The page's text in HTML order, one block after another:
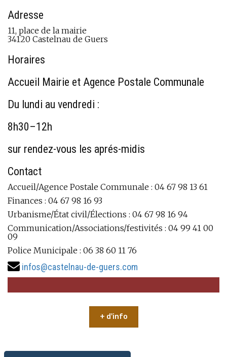
Adresse
11, place de la mairie
34120 Castelnau de Guers
Horaires
Accueil Mairie et Agence Postale Communale
Du lundi au vendredi :
8h30–12h
sur rendez-vous les aprés-midis
Contact
Accueil/Agence Postale Communale : 04 67 98 13 61
Finances : 04 67 98 16 93
Urbanisme/État civil/Élections : 04 67 98 16 94
Communication/Associations/festivités : 04 99 41 00
09
Police Municipale : 06 38 60 11 76
infos@castelnau-de-guers.com
+ d'info